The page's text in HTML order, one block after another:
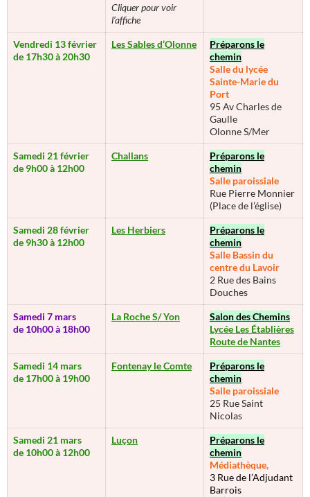
Cliquer pour voir
l’affiche
Vendredi 13 février
de 17h30 à 20h30
Les Sables d’Olonne
Préparons le
chemin
Salle du lycée
Sainte-Marie du
Port
95 Av Charles de
Gaulle
Olonne S/Mer
Samedi 21 février
de 9h00 à 12h00
Challans
Préparons le
chemin
Salle paroissiale
Rue Pierre Monnier
(Place de l’église)
Samedi 28 février
de 9h30 à 12h00
Les Herbiers
Préparons le
chemin
Salle Bassin du
centredu Lavoir
2 Rue des Bains
Douches
Samedi 7 mars
de 10h00 à 18h00
La Roche S/ Yon
Salon des Chemins
Lycée Les Établières
Route de Nantes
Samedi 14 mars
de 17h00 à 19h00
Fontenay le Comte
Préparons le
chemin
Salle paroissiale
25 Rue Saint
Nicolas
Samedi 21 mars
de 10h00 à 12h00
Luçon
Préparons le
chemin
Médiathèque,
3 Rue de l’Adjudant
Barrois